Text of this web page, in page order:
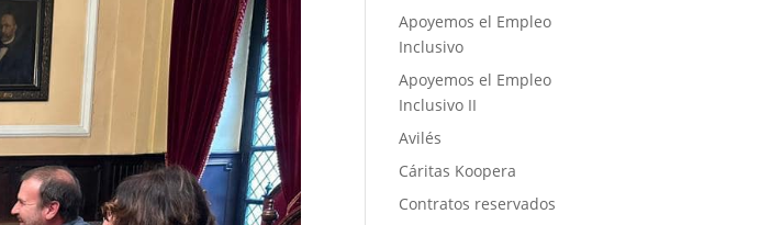
Apoyemos el Empleo
Inclusivo
Apoyemos el Empleo
Inclusivo II
Avilés
Cáritas Koopera
Contratos reservados